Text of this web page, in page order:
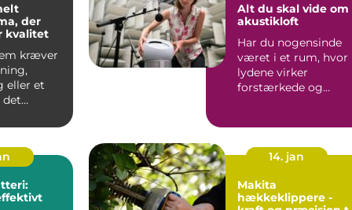
der
kvalitet
kræver
eller et
det
Alt du skal vide om
akustikloft
Har du nogensinde
været i et rum, hvor
lydene virker
forstærkede og
14. jan
Makita
hækkeklippere -